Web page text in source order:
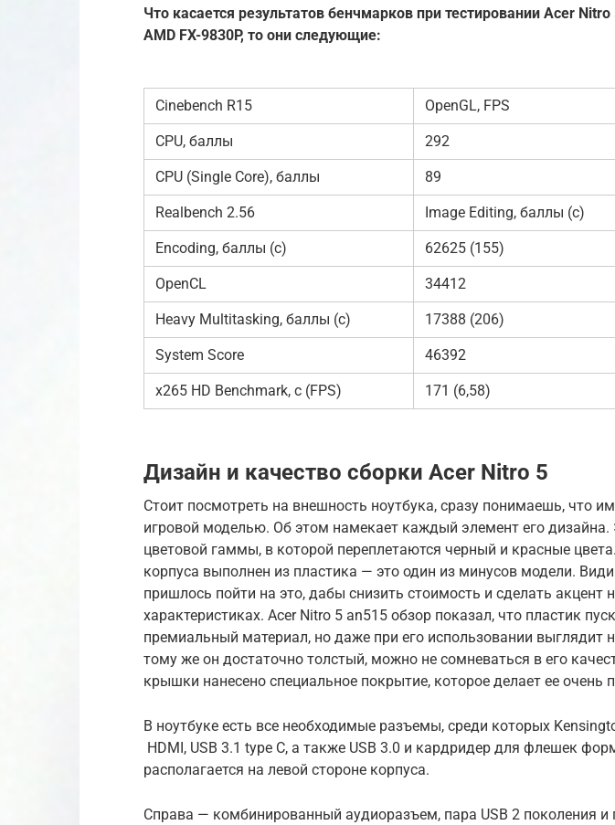
Что касается результатов бенчмарков при тестировании Acer
AMD FX-9830P, то они следующие:
Cinebench R15 OpenGL, FPS
CPU, баллы 292
CPU (Single Core), баллы 89
Realbench 2.56 Image Editing, баллы (с)
Encoding, баллы (с) 62625 (155)
OpenCL 34412
Heavy Multitasking, баллы (с) 17388 (206)
System Score 46392
x265 HD Benchmark, с (FPS) 171 (6,58)
Дизайн и качество сборки Acer Nitro 5
Стоит посмотреть на внешность ноутбука, сразу понимаешь, что
игровой моделью. Об этом намекает каждый элемент его дизайна.
цветовой гаммы, в которой переплетаются черный и красные
корпуса выполнен из пластика — это один из минусов модели.
пришлось пойти на это, дабы снизить стоимость и сделать акцент
характеристиках. Acer Nitro 5 an515 обзор показал, что пластик
премиальный материал, но даже при его использовании выглядит
тому же он достаточно толстый, можно не сомневаться в его
крышки нанесено специальное покрытие, которое делает ее очень
В ноутбуке есть все необходимые разъемы, среди которых
HDMI, USB 3.1 type C, а также USB 3.0 и кардридер для флешек
располагается на левой стороне корпуса.
Справа — комбинированный аудиоразъем, пара USB 2 поколения и